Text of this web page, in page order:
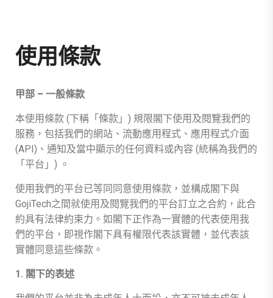
使用條款
甲部 – 一般條款
本使用條款 (下稱「條款」) 規限閣下使用及閱覽我們的
服務，包括我們的網站、流動應用程式、應用程式介面
(API)、通知及當中顯示的任何資料或內容 (統稱為我們的
「平台」) 。
使用我們的平台已等同同意使用條款，並構成閣下與
GojiTech之間就使用及閱覽我們的平台訂立之合約，此合
約具有法律約束力。如閣下正作為一實體的代表使用我
們的平台，即視作閣下具有權限代表該實體，並代表該
實體同意這些條款。
1. 閣下的表述